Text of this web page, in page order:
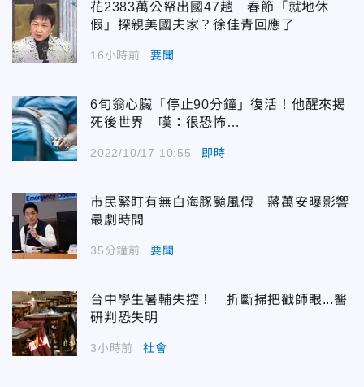
花2383萬公帑出國47趟 春節「就地休
假」探親美國夫家？徐佳青回應了
16小時前 要聞
6旬翁心臟「停止90分鐘」復活！他醒來揭
死後世界 嘆：很恐怖…
2022/10/17 10:55 即時
市民緊盯有無白海豚颱風假 蔣萬安曝影響
最劇時間
35分鐘前 要聞
台中學生暑輔失控！ 折斷掃把戳師眼...醫
研判恐失明
3小時前 社會